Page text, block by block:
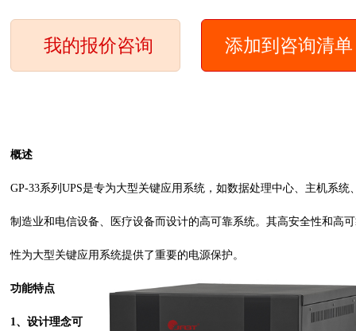
概述
GP-33系列UPS是专为大型关键应用系统，如数据处理中心、主机系统
制造业和电信设备、医疗设备而设计的高可靠系统。其高安全性和高
性为大型关键应用系统提供了重要的电源保护。
功能特点
1、设计理念可